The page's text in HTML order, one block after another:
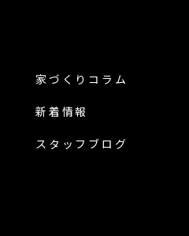
家づくりコラム
新着情報
スタッフブログ